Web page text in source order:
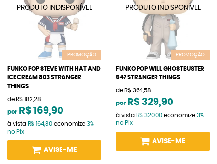
PROMOÇÃO
FUNKO POP STEVE WITH HAT AND
ICE CREAM 803 STRANGER
THINGS
de R$ 182,28
por R$ 169,90
à vista R$ 164,80 economize 3%
no Pix
AVISE-ME
PROMOÇÃO
FUNKO POP WILL GHOSTBUSTER
547 STRANGER THINGS
de R$ 364,58
por R$ 329,90
à vista R$ 320,00 economize 3%
no Pix
AVISE-ME